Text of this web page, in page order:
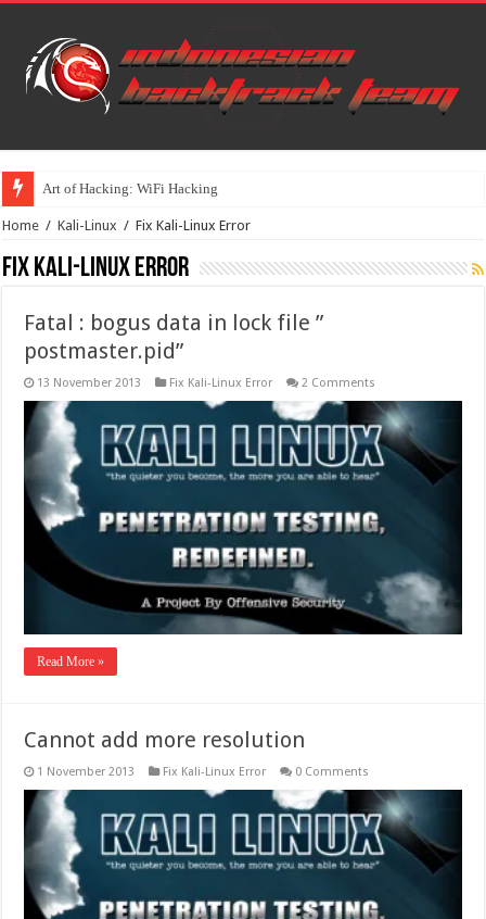
Art of Hacking: WiFi Hacking
Home / Kali-Linux / Fix Kali-Linux Error
Fix Kali-Linux Error
Fatal : bogus data in lock file ”
postmaster.pid”
13 November 2013 Fix Kali-Linux Error 2 Comments
Read More »
Cannot add more resolution
1 November 2013 Fix Kali-Linux Error 0 Comments